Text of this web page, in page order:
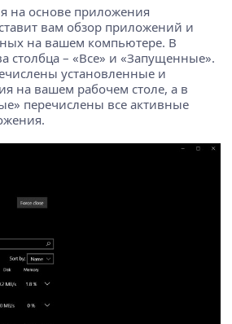
на основе приложения
вам обзор приложений и
на вашем компьютере. В
столбца – «Все» и «Запущенные».
установленные и
на вашем рабочем столе, а в
перечислены все активные